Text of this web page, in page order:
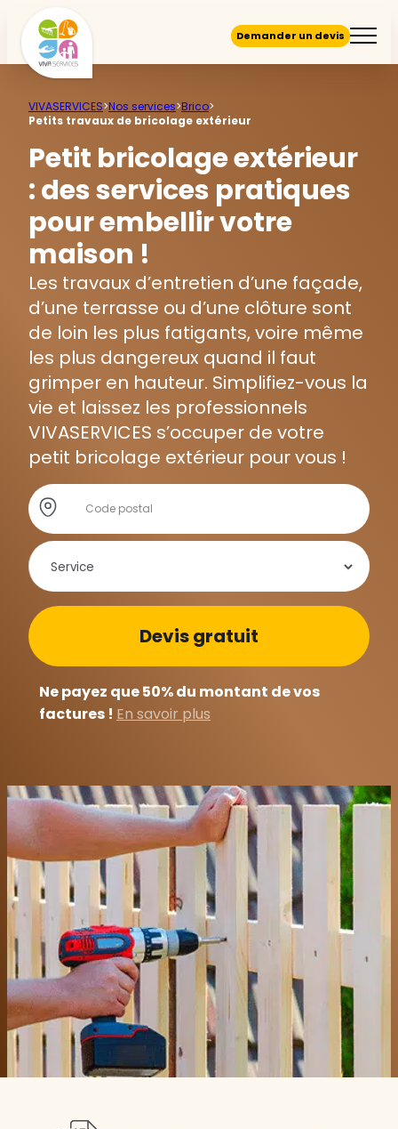
Demander un devis
VIVASERVICES>Nos services>Brico>
Petits travaux de bricolage extérieur
Petit bricolage extérieur
:des services pratiques
pour embellir votre
maison !
Les travaux d’entretien d’une façade,
d’une terrasse ou d’une clôture sont
de loin les plus fatigants, voire même
les plus dangereux quand il faut
grimper en hauteur. Simplifiez-vous la
vie et laissez les professionnels
VIVASERVICES s’occuper de votre
petit bricolage extérieur pour vous !
Store locator global - Autocompletion
Rechercher
Ne payez que 50% du montant de vos
factures ! En savoir plus